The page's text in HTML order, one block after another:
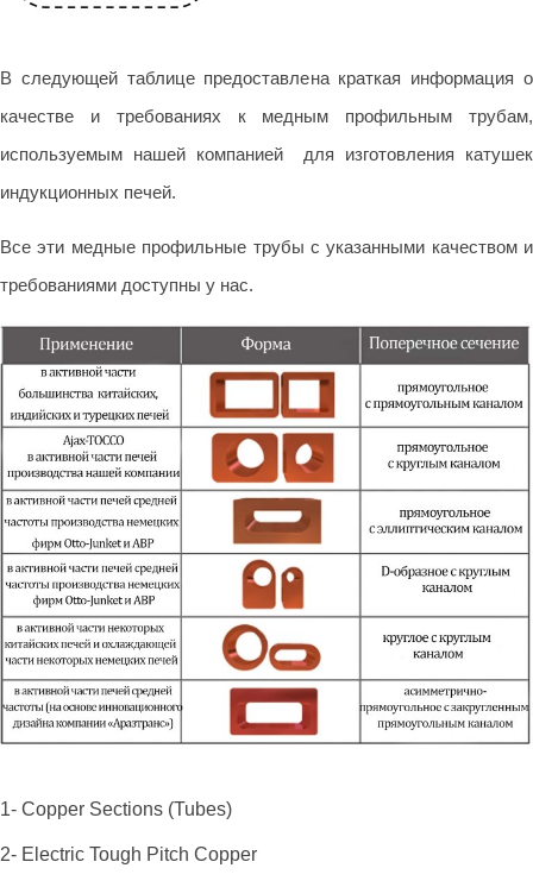
В следующей таблице предоставлена краткая информация о
качестве и требованиях к медным профильным трубам,
используемым нашей компанией для изготовления катушек
индукционных печей.
Все эти медные профильные трубы с указанными качеством и
требованиями доступны у нас.
1- Copper Sections (Tubes)
2- Electric Tough Pitch Copper